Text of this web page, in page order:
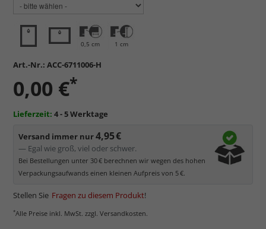
0,5 cm 1 cm
Art.-Nr.: ACC-6711006-H
0,00 €*
Lieferzeit: 4 - 5 Werktage
Versand immer nur4,95 €
— Egal wie groß, viel oder schwer.
Bei Bestellungen unter 30 € berechnen wir wegen des hohen
Verpackungsaufwands einen kleinen Aufpreis von 5 €.
Stellen Sie Fragen zu diesem Produkt!
*Alle Preise inkl. MwSt. zzgl. Versandkosten.